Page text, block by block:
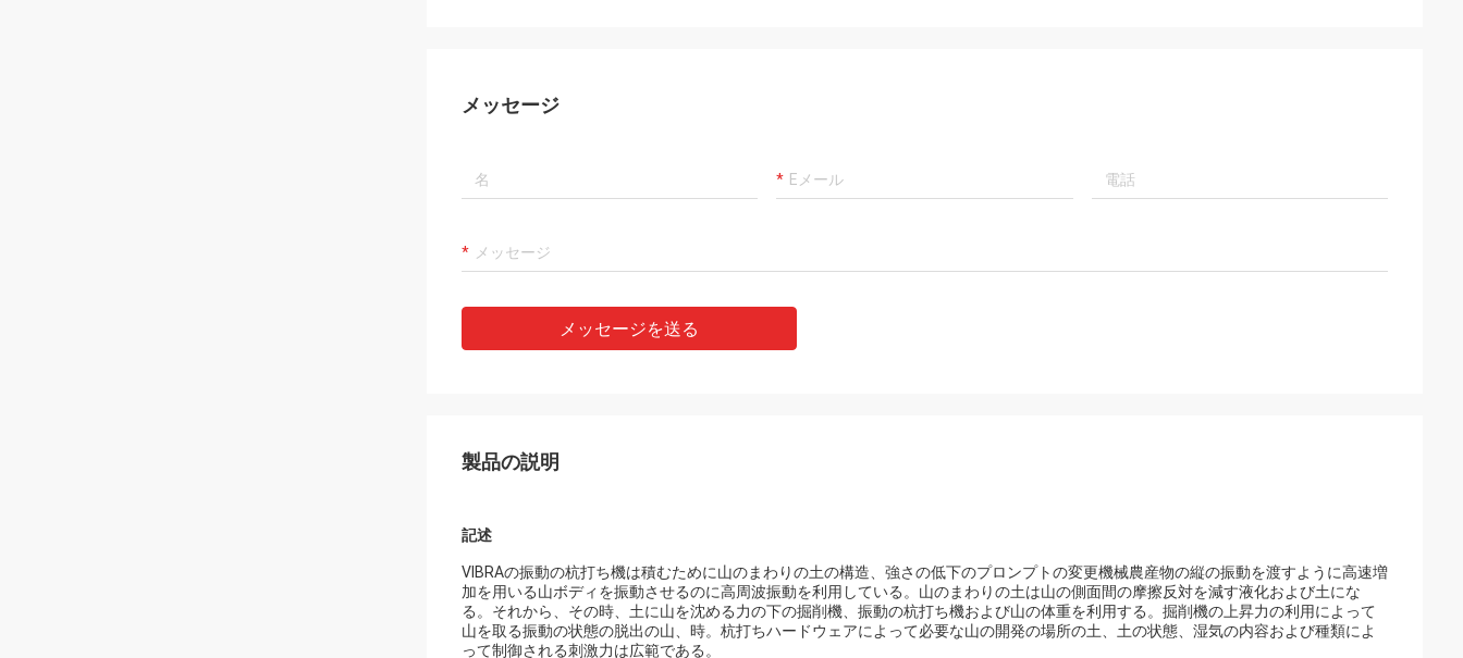
メッセージ
メッセージを送る
製品の説明
記述
VIBRAの振動の杭打ち機は積むために山のまわりの土の構造、強さの低下のプロンプトの変更機械農産物の縦の振動を渡すように高速増
加を用いる山ボディを振動させるのに高周波振動を利用している。山のまわりの土は山の側面間の摩擦反対を減す液化および土にな
る。それから、その時、土に山を沈める力の下の掘削機、振動の杭打ち機および山の体重を利用する。掘削機の上昇力の利用によって
山を取る振動の状態の脱出の山、時。杭打ちハードウェアによって必要な山の開発の場所の土、土の状態、湿気の内容および種類によ
って制御される刺激力は広範である。